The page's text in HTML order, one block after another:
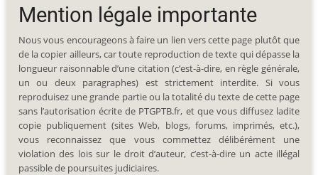
Mention légale importante
Nous vous encourageons à faire un lien vers cette page plutôt que
de la copier ailleurs, car toute reproduction de texte qui dépasse la
longueur raisonnable d’une citation (c’est-à-dire, en règle générale,
un ou deux paragraphes) est strictement interdite. Si vous
reproduisez une grande partie ou la totalité du texte de cette page
sans l’autorisation écrite de PTGPTB.fr, et que vous diffusez ladite
copie publiquement (sites Web, blogs, forums, imprimés, etc.),
vous reconnaissez que vous commettez délibérément une
violation des lois sur le droit d’auteur, c’est-à-dire un acte illégal
passible de poursuites judiciaires.